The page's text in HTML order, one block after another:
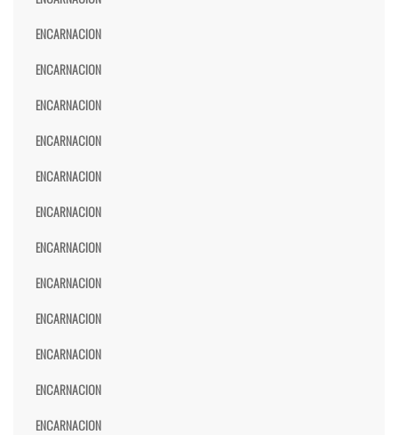
ENCARNACION
ENCARNACION
ENCARNACION
ENCARNACION
ENCARNACION
ENCARNACION
ENCARNACION
ENCARNACION
ENCARNACION
ENCARNACION
ENCARNACION
ENCARNACION